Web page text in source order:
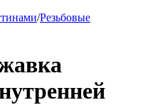
/Резьбовые